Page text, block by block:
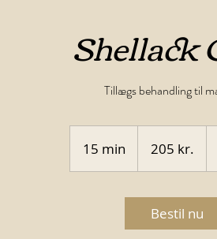
Shellack
Tillægs behandling til
15 min
5
n
kroner205 kr.
Bestil nu